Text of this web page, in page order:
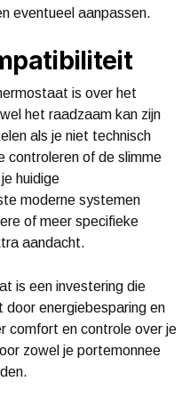
eventueel aanpassen.
is over het
het raadzaam kan zijn
als je niet technisch
controleren of de slimme
huidige
moderne systemen
of meer specifieke
aandacht.
is een investering die
door energiebesparing en
comfort en controle over je
zowel je portemonnee